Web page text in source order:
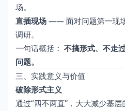
场。
直插现场—— 面对问题第一现
调研。
一句话概括： 不搞形式、不走
问题。
三、实践意义与价值
破除形式主义
通过“四不两直”，大大减少基